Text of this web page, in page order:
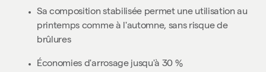
Sa composition stabilisée permet une utilisation au
printemps comme à l'automne, sans risque de
brûlures
Économies d'arrosage jusqu'à 30 %